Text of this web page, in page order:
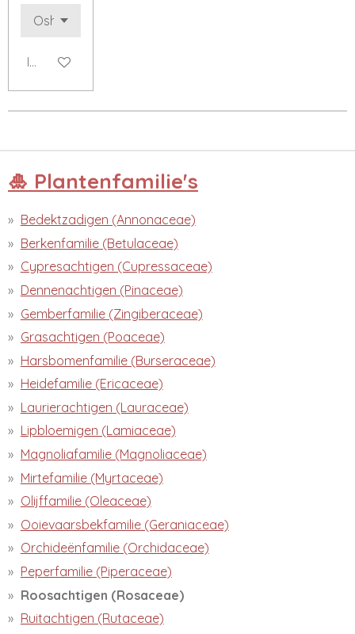
In winkelwagen
🎍 Plantenfamilie's
Bedektzadigen (Annonaceae)
Berkenfamilie (Betulaceae)
Cypresachtigen (Cupressaceae)
Dennenachtigen (Pinaceae)
Gemberfamilie (Zingiberaceae)
Grasachtigen (Poaceae)
Harsbomenfamilie (Burseraceae)
Heidefamilie (Ericaceae)
Laurierachtigen (Lauraceae)
Lipbloemigen (Lamiaceae)
Magnoliafamilie (Magnoliaceae)
Mirtefamilie (Myrtaceae)
Olijffamilie (Oleaceae)
Ooievaarsbekfamilie (Geraniaceae)
Orchideënfamilie (Orchidaceae)
Peperfamilie (Piperaceae)
Roosachtigen (Rosaceae)
Ruitachtigen (Rutaceae)